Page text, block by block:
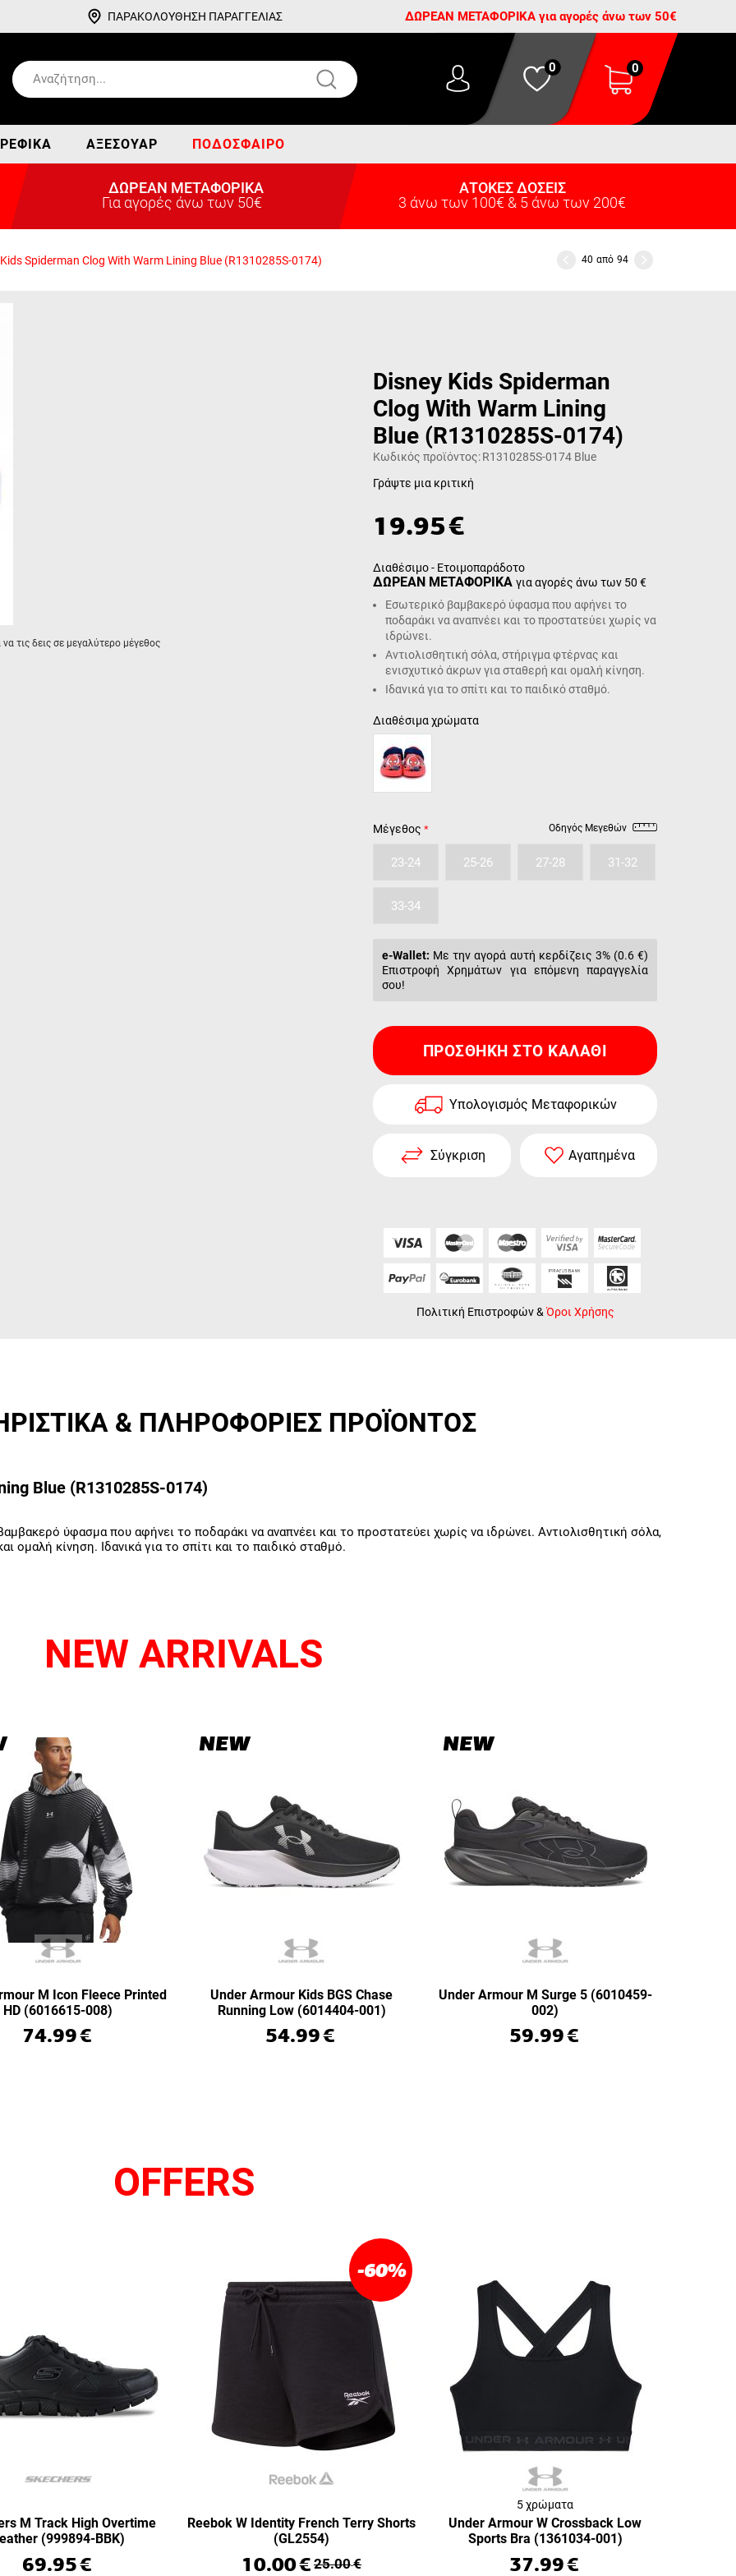
ΠΑΡΑΚΟΛΟΥΘΗΣΗ ΠΑΡΑΓΓΕΛΙΑΣ ΔΩΡΕΑΝ ΜΕΤΑΦΟΡΙΚΑ για αγορές άνω των 50€
0 0
ΑΞΕΣΟΥΆΡ ΠΟΔΌΣΦΑΙΡΟ
ΔΩΡΕΑΝ ΜΕΤΑΦΟΡΙΚΑ
Για αγορές άνω των 50€
ΑΤΟΚΕΣ ΔΟΣΕΙΣ
3 άνω των 100€ & 5 άνω των 200€
Spiderman Clog With Warm Lining Blue (R1310285S-0174) 40 από 94
να τις δεις σε μεγαλύτερο μέγεθος
Disney Kids Spiderman
Clog With Warm Lining
Blue (R1310285S-0174)
Κωδικός προϊόντος:R1310285S-0174 Blue
Γράψτε μια κριτική
19.95€
Διαθέσιμο - Ετοιμοπαράδοτο
ΔΩΡΕΑΝ ΜΕΤΑΦΟΡΙΚΑ για αγορές άνω των 50 €
Εσωτερικό βαμβακερό ύφασμα που αφήνει το
ποδαράκι να αναπνέει και το προστατεύει χωρίς να
ιδρώνει.
Αντιολισθητική σόλα, στήριγμα φτέρνας και
ενισχυτικό άκρων για σταθερή και ομαλή κίνηση.
Ιδανικά για το σπίτι και το παιδικό σταθμό.
Διαθέσιμα χρώματα
Οδηγός Μεγεθών
Μέγεθος
23-24 25-26 27-28 31-32
33-34
e-Wallet: Με την αγορά αυτή κερδίζεις 3% (0.6 €)
Επιστροφή Χρημάτων για επόμενη παραγγελία
σου!
ΠΡΟΣΘΉΚΗ ΣΤΟ ΚΑΛΆΘΙ
Υπολογισμός Μεταφορικών
Σύγκριση Αγαπημένα
Πολιτική Επιστροφών& Όροι Χρήσης
& ΠΛΗΡΟΦΟΡΙΕΣ ΠΡΟΪΟΝΤΟΣ
Blue (R1310285S-0174)
ύφασμα που αφήνει το ποδαράκι να αναπνέει και το προστατεύει χωρίς να ιδρώνει. Αντιολισθητική σόλα,
ομαλή κίνηση. Ιδανικά για το σπίτι και το παιδικό σταθμό.
NEW ARRIVALS
M Icon Fleece Printed
HD (6016615-008)
74.99€
NEW
Under Armour Kids BGS Chase
Running Low (6014404-001)
54.99€
NEW
Under Armour M Surge 5 (6010459-
002)
59.99€
OFFERS
M Track High Overtime
(999894-BBK)
69.95€
-60%
Reebok W Identity French Terry Shorts
(GL2554)
10.00€ 25.00€
5 χρώματα
Under Armour W Crossback Low
Sports Bra (1361034-001)
37.99€